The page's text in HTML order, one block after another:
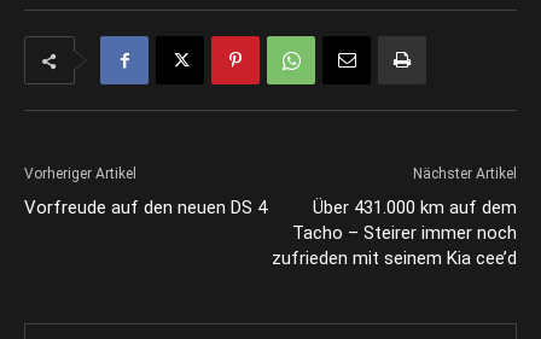
Vorheriger Artikel
Vorfreude auf den neuen DS 4
Nächster Artikel
Über 431.000 km auf dem
Tacho – Steirer immer noch
zufrieden mit seinem Kia cee’d